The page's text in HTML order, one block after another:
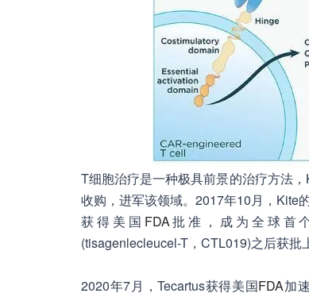
T细胞治疗是一种极具前景的治疗方法
收购，进军该领域。2017年10月，Kite
获得美国 FDA批准，成为全球首
(tisagenlecleucel-T，CTL019)之后获批
2020年7月，Tecartus获得美国FDA加